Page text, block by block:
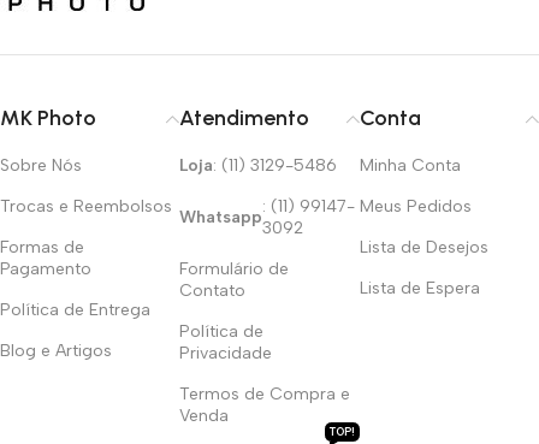
MK Photo
Sobre Nós
Trocas e Reembolsos
Formas de
Pagamento
Política de Entrega
Blog e Artigos
Atendimento
Loja: (11) 3129-5486
Whatsapp
: (11) 99147-
3092
Formulário de
Contato
Política de
Privacidade
Termos de Compra e
Venda
TOP!
Conta
Minha Conta
Meus Pedidos
Lista de Desejos
Lista de Espera